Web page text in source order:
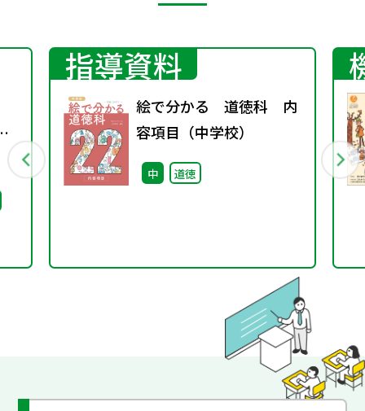
指導資料
絵で分かる 道徳科 内
容項目（中学校）
中 道徳